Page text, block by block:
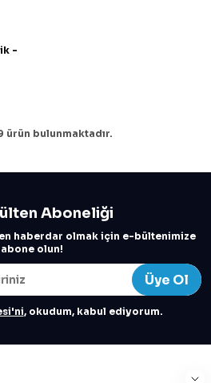
-
ürün bulunmaktadır.
Aboneliği
haberdar olmak için e-bültenimize
abone olun!
Üye Ol
, okudum, kabul ediyorum.